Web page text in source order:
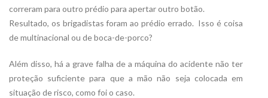
correram para outro prédio para apertar outro botão.
Resultado, os brigadistas foram ao prédio errado. Isso é coisa
de multinacional ou de boca-de-porco?
Além disso, há a grave falha de a máquina do acidente não ter
proteção suficiente para que a mão não seja colocada em
situação de risco, como foi o caso.